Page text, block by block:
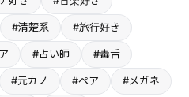
#清楚系 #旅行好き
#占い師 #毒舌
#元カノ #ペア #メガネ